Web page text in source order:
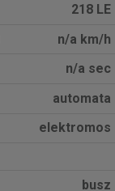
218 LE
n/a km/h
n/a sec
automata
elektromos
busz